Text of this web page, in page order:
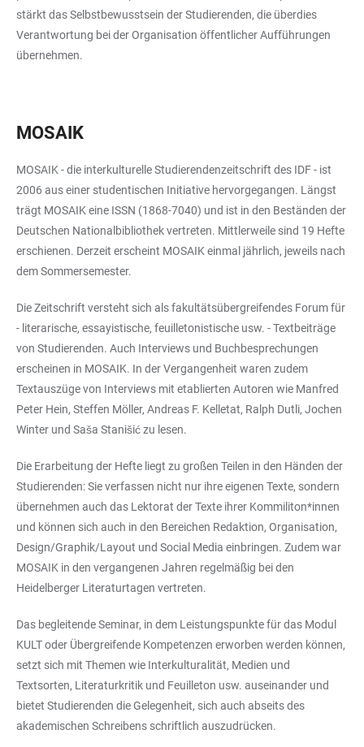
stärkt das Selbstbewusstsein der Studierenden, die überdies
Verantwortung bei der Organisation öffentlicher Aufführungen
übernehmen.
MOSAIK
MOSAIK - die interkulturelle Studierendenzeitschrift des IDF - ist
2006 aus einer studentischen Initiative hervorgegangen. Längst
trägt MOSAIK eine ISSN (1868-7040) und ist in den Beständen der
Deutschen Nationalbibliothek vertreten. Mittlerweile sind 19 Hefte
erschienen. Derzeit erscheint MOSAIK einmal jährlich, jeweils nach
dem Sommersemester.
Die Zeitschrift versteht sich als fakultätsübergreifendes Forum für
- literarische, essayistische, feuilletonistische usw. - Textbeiträge
von Studierenden. Auch Interviews und Buchbesprechungen
erscheinen in MOSAIK. In der Vergangenheit waren zudem
Textauszüge von Interviews mit etablierten Autoren wie Manfred
Peter Hein, Steffen Möller, Andreas F. Kelletat, Ralph Dutli, Jochen
Winter und Saša Stanišić zu lesen.
Die Erarbeitung der Hefte liegt zu großen Teilen in den Händen der
Studierenden: Sie verfassen nicht nur ihre eigenen Texte, sondern
übernehmen auch das Lektorat der Texte ihrer Kommiliton*innen
und können sich auch in den Bereichen Redaktion, Organisation,
Design/Graphik/Layout und Social Media einbringen. Zudem war
MOSAIK in den vergangenen Jahren regelmäßig bei den
Heidelberger Literaturtagen vertreten.
Das begleitende Seminar, in dem Leistungspunkte für das Modul
KULT oder Übergreifende Kompetenzen erworben werden können,
setzt sich mit Themen wie Interkulturalität, Medien und
Textsorten, Literaturkritik und Feuilleton usw. auseinander und
bietet Studierenden die Gelegenheit, sich auch abseits des
akademischen Schreibens schriftlich auszudrücken.